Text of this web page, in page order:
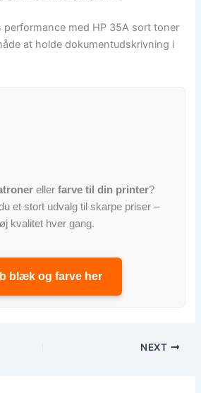
performance med HP 35A sort toner
at holde dokumentudskrivning i
ellerfarve til din printer?
et stort udvalg til skarpe priser –
kvalitet hver gang.
blæk og farve her
NEXT